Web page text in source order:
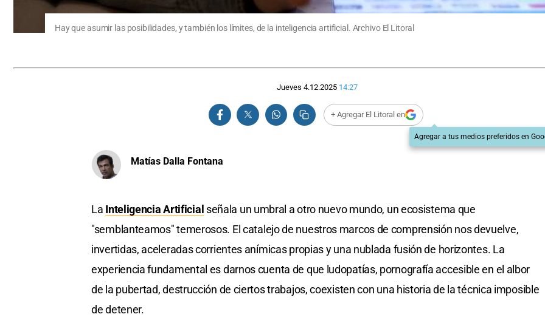
Hay que asumir las posibilidades, y también los límites, de la inteligencia artificial. Archivo El Litoral
Jueves 4.12.2025 14:27
+ Agregar El Litoral en
Agregar a tus medios preferidos en
Matías Dalla Fontana
La Inteligencia Artificial señala un umbral a otro nuevo mundo, un ecosistema que
"semblanteamos" temerosos. El catalejo de nuestros marcos de comprensión nos devuelve,
invertidas, aceleradas corrientes anímicas propias y una nublada fusión de horizontes. La
experiencia fundamental es darnos cuenta de que ludopatías, pornografía accesible en el albor
de la pubertad, destrucción de ciertos trabajos, coexisten con una historia de la técnica imposible
de detener.